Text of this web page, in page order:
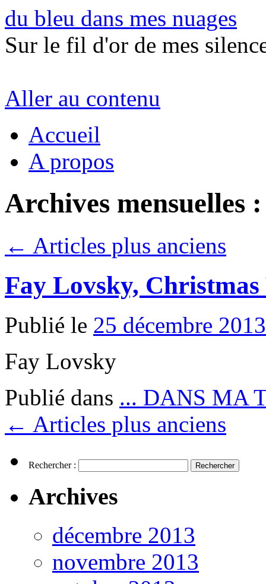
du bleu dans mes nuages
Sur le fil d'or de mes
Aller au contenu
Accueil
A propos
Archives mensuelles
← Articles plus anciens
Fay Lovsky,
Publié le 25 décembre 2013
Fay Lovsky
Publié dans ... DANS MA
← Articles plus anciens
Rechercher :
Archives
décembre 2013
novembre 2013